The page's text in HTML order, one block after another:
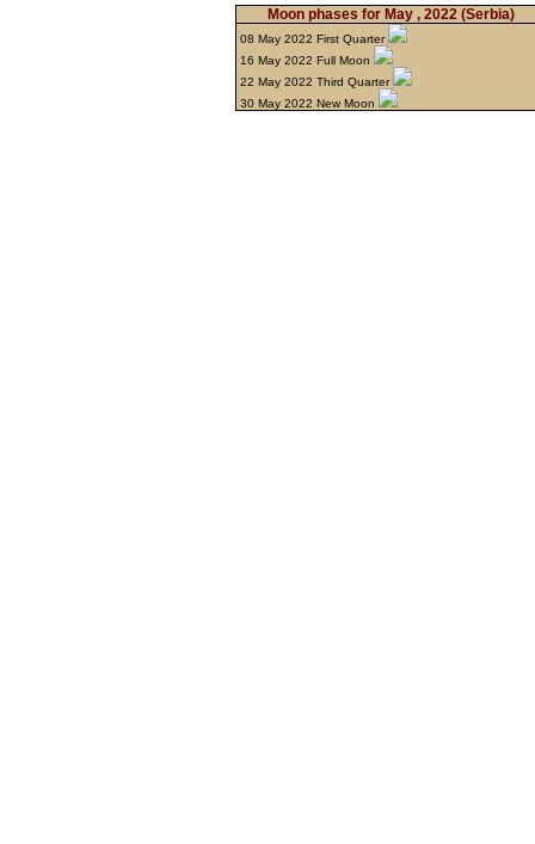
Moon phases for May , 2022 (Serbia)
08 May 2022 First Quarter
16 May 2022 Full Moon
22 May 2022 Third Quarter
30 May 2022 New Moon